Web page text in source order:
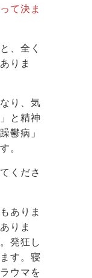
て決ま
、全く
りま
り、気
と精神
鬱病」
。
くださ
ありま
りま
発狂し
す。寝
ウマを